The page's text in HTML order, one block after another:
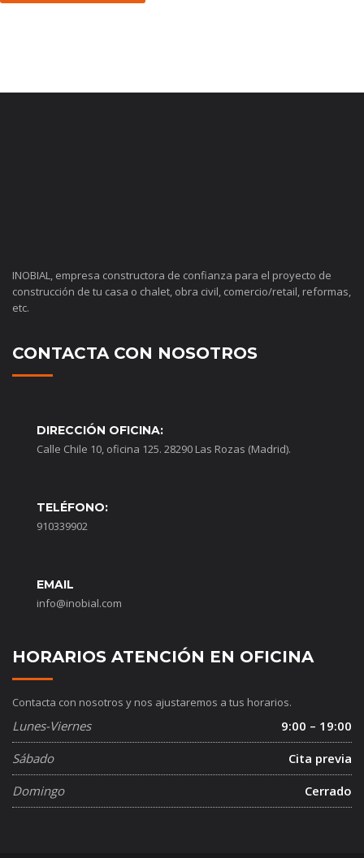
INOBIAL, empresa constructora de confianza para el proyecto de
construcción de tu casa o chalet, obra civil, comercio/retail, reformas,
etc.
CONTACTA CON NOSOTROS
DIRECCIÓN OFICINA:
Calle Chile 10, oficina 125. 28290 Las Rozas (Madrid).
TELÉFONO:
910339902
EMAIL
info@inobial.com
HORARIOS ATENCIÓN EN OFICINA
Contacta con nosotros y nos ajustaremos a tus horarios.
Lunes-Viernes
9:00 – 19:00
Sábado
Cita previa
Domingo
Cerrado